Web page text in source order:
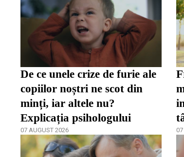
De ce unele crize de furie ale
copiilor noștri ne scot din
minți, iar altele nu?
Explicația psihologului
07 AUGUST 2026